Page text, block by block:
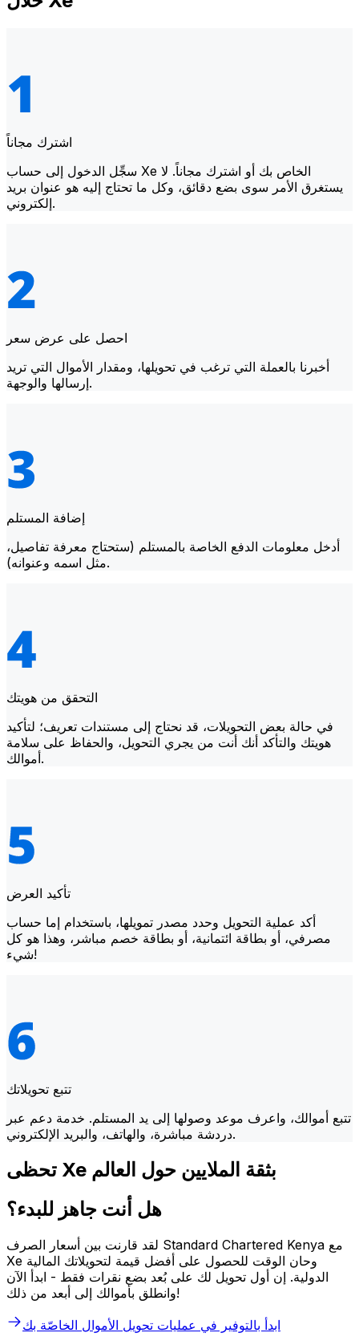
اشترك مجاناً
سجِّل الدخول إلى حساب Xe الخاص بك أو اشترك مجاناً. لا
يستغرق الأمر سوى بضع دقائق، وكل ما تحتاج إليه هو عنوان بريد
إلكتروني.
احصل على عرض سعر
أخبرنا بالعملة التي ترغب في تحويلها، ومقدار الأموال التي تريد
إرسالها والوجهة.
إضافة المستلم
أدخل معلومات الدفع الخاصة بالمستلم (ستحتاج معرفة تفاصيل،
مثل اسمه وعنوانه).
التحقق من هويتك
في حالة بعض التحويلات، قد نحتاج إلى مستندات تعريف؛ لتأكيد
هويتك والتأكد أنك أنت من يجري التحويل، والحفاظ على سلامة
أموالك.
تأكيد العرض
أكد عملية التحويل وحدد مصدر تمويلها، باستخدام إما حساب
مصرفي، أو بطاقة ائتمانية، أو بطاقة خصم مباشر، وهذا هو كل
شيء!
تتبع تحويلاتك
تتبع أموالك، واعرف موعد وصولها إلى يد المستلم. خدمة دعم عبر
دردشة مباشرة، والهاتف، والبريد الإلكتروني.
تحظى Xe بثقة الملايين حول العالم
هل أنت جاهز للبدء؟
لقد قارنت بين أسعار الصرف Standard Chartered Kenya مع
Xe وحان الوقت للحصول على أفضل قيمة لتحويلاتك المالية
الدولية. إن أول تحويل لك على بُعد بضع نقرات فقط - ابدأ الآن
وانطلق بأموالك إلى أبعد من ذلك!
ابدأ بالتوفير في عمليات تحويل الأموال الخاصّة بك